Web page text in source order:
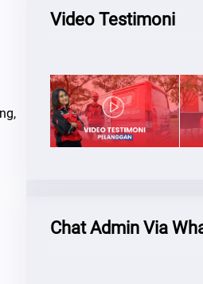
Video Testimoni
Chat Admin Via